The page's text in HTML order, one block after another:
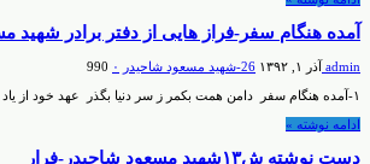
آمده هنگام سفر-فراز هایی از دفتر برادر شهید
admin آذر ۱, ۱۳۹۲ 26-شهيد مسعود شاحيدر ۰ 990
۱-آمده هنگام سفر دامن همت بکمر ز سر دنیا بگذر عهد خود از یاد مبر جبهه دهد بوی ظفر انشاا… 2- لطف خدا یار ببین منتظرت فتح مبین دشمن بدبخت حزین هست خداش در کمین بهر تو فردوس برین چیست مگر بهتر از این انشاا…. ۳- زین بنه بر …
ادامه نوشته »
دست نوشته ش۱۳شهید مسعود شاحیدر-فرار